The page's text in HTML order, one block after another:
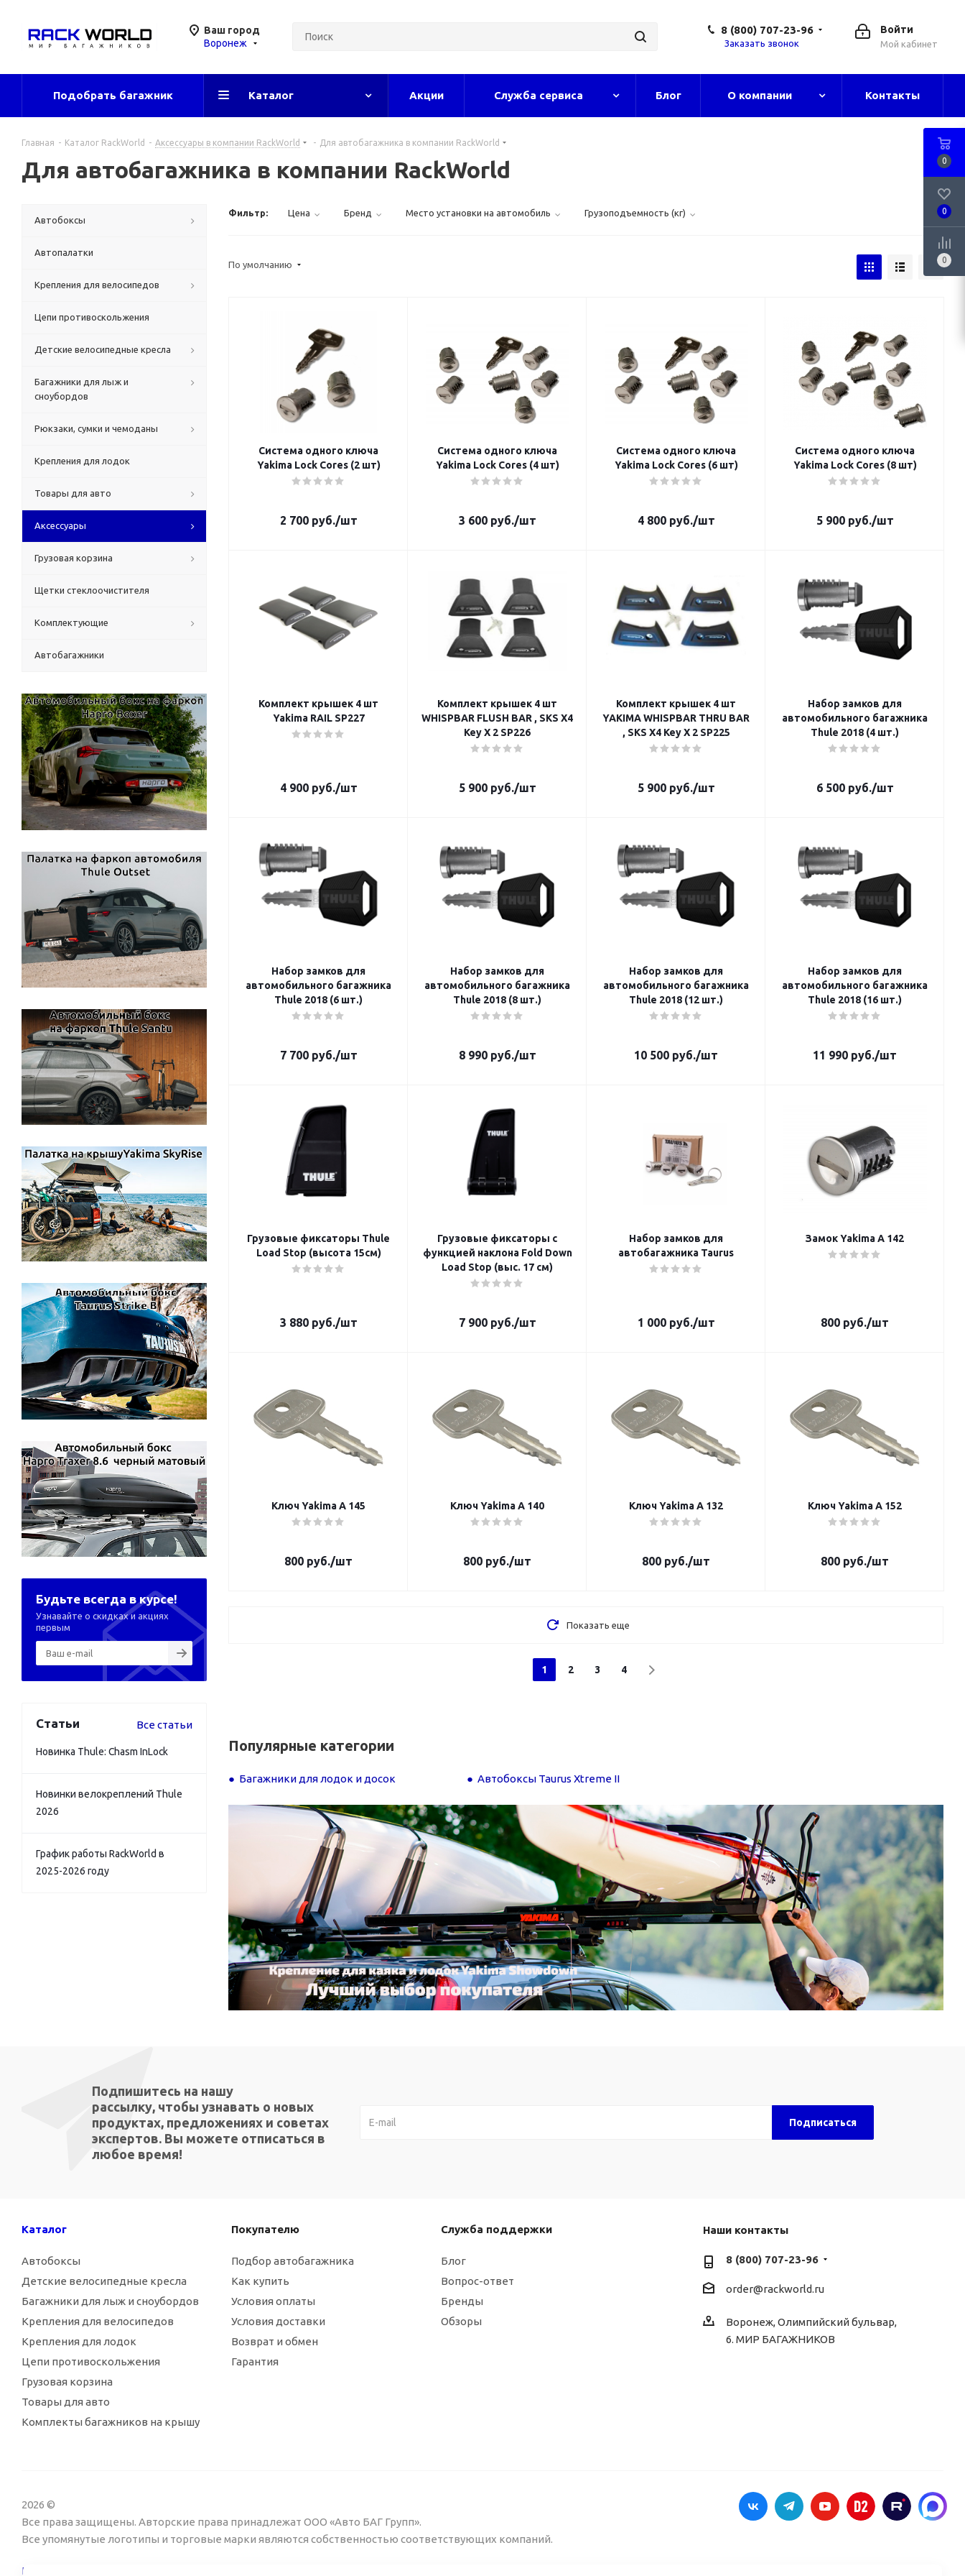
Ваш город
Воронеж
Войти
Мой кабинет
8 (800) 707-23-96
Заказать звонок
Подобрать багажник Каталог Акции Служба сервиса Блог О компании Контакты
Главная - Каталог RackWorld - Аксессуары в компании RackWorld - Для автобагажника в компании RackWorld
Для автобагажника в компании RackWorld
Фильтр: Цена Бренд Место установки на автомобиль Грузоподъемность (кг)
По умолчанию
Система одного ключа
Yakima Lock Cores (2 шт)
2 700руб./шт
Система одного ключа
Yakima Lock Cores (4 шт)
3 600руб./шт
Система одного ключа
Yakima Lock Cores (6 шт)
4 800руб./шт
Система одного ключа
Yakima Lock Cores (8 шт)
5 900руб./шт
Комплект крышек 4 шт
Yakima RAIL SP227
4 900руб./шт
Комплект крышек 4 шт
WHISPBAR FLUSH BAR , SKS X4
Key X 2 SP226
5 900руб./шт
Комплект крышек 4 шт
YAKIMA WHISPBAR THRU BAR
, SKS X4 Key X 2 SP225
5 900руб./шт
Набор замков для
автомобильного багажника
Thule 2018 (4 шт.)
6 500руб./шт
Набор замков для
автомобильного багажника
Thule 2018 (6 шт.)
7 700руб./шт
Набор замков для
автомобильного багажника
Thule 2018 (8 шт.)
8 990руб./шт
Набор замков для
автомобильного багажника
Thule 2018 (12 шт.)
10 500 руб./шт
Набор замков для
автомобильного багажника
Thule 2018 (16 шт.)
11 990 руб./шт
Грузовые фиксаторы Thule
Load Stop (высота 15см)
3 880руб./шт
Грузовые фиксаторы с
функцией наклона Fold Down
Load Stop (выс. 17 см)
7 900руб./шт
Набор замков для
автобагажника Taurus
1 000руб./шт
Замок Yakima A 142
800 руб./шт
Ключ Yakima A 145
800 руб./шт
Ключ Yakima A 140
800 руб./шт
Ключ Yakima A 132
800 руб./шт
Ключ Yakima A 152
800 руб./шт
Показать еще
1 2 3 4
Популярные категории
Багажники для лодок и досок Автобоксы Taurus Xtreme II
Автобоксы
Автопалатки
Крепления для велосипедов
Цепи противоскольжения
Детские велосипедные кресла
Багажники для лыж и
сноубордов
Рюкзаки, сумки и чемоданы
Крепления для лодок
Товары для авто
Аксессуары
Грузовая корзина
Щетки стеклоочистителя
Комплектующие
Автобагажники
Будьте всегда в курсе!
Узнавайте о скидках и акциях
первым
Статьи Все статьи
Новинка Thule: Chasm InLock
Новинки велокреплений Thule
2026
График работы RackWorld в
2025-2026 году
Подпишитесь на нашу
рассылку, чтобы узнавать о новых
продуктах, предложениях и советах
экспертов. Вы можете отписаться в
любое время!
Каталог
Автобоксы
Детские велосипедные кресла
Багажники для лыж и сноубордов
Крепления для велосипедов
Крепления для лодок
Цепи противоскольжения
Грузовая корзина
Товары для авто
Комплекты багажников на крышу
Покупателю
Подбор автобагажника
Как купить
Условия оплаты
Условия доставки
Возврат и обмен
Гарантия
Служба поддержки
Блог
Вопрос-ответ
Бренды
Обзоры
Наши контакты
8 (800) 707-23-96
order@rackworld.ru
Воронеж, Олимпийский бульвар,
6. МИР БАГАЖНИКОВ
2026 ©
Все права защищены. Авторские права принадлежат ООО «Авто БАГ Групп».
Все упомянутые логотипы и торговые марки являются собственностью соответствующих компаний.
Пользовательское соглашение
0
0
0